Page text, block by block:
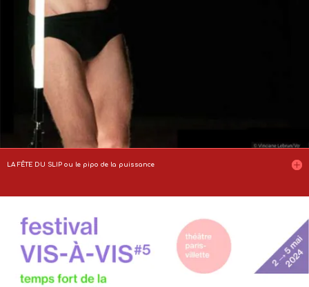
LA FÊTE DU SLIP ou le pipo de la puissance